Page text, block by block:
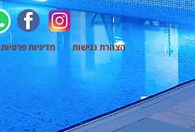
מדיניות פרטיות הצהרת נגישות